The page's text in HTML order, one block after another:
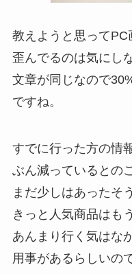
教えようと思って
歪んでるのは気にし
文章が同じなので
ですね。
すでに行った方の情
ぶん減っているとの
まだ少しはあったそ
きっと人気商品はも
あんまり行く気はな
用事があるらしいの